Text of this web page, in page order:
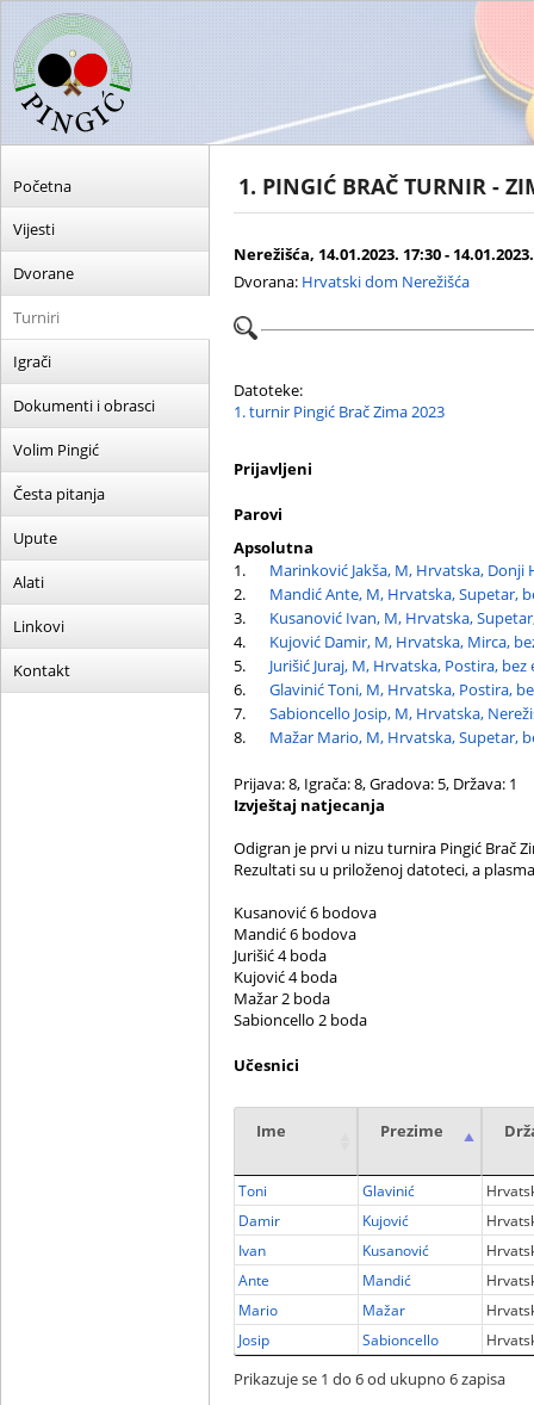
Početna
Vijesti
Dvorane
Turniri
Igrači
Dokumenti i obrasci
Volim Pingić
Česta pitanja
Upute
Alati
Linkovi
Kontakt
1. PINGIĆ BRAČ TURNIR -
Nerežišća, 14.01.2023. 17:30 -
Dvorana: Hrvatski dom Nerežišća
Datoteke:
1. turnir Pingić Brač Zima 2023
Prijavljeni
Parovi
Apsolutna
1.
Marinković Jakša, M, Hrvatska, Donji
2.
Mandić Ante, M, Hrvatska, Supetar,
3.
Kusanović Ivan, M, Hrvatska,
4.
Kujović Damir, M, Hrvatska, Mirca,
5.
Jurišić Juraj, M, Hrvatska, Postira, bez
6.
Glavinić Toni, M, Hrvatska, Postira,
7.
Sabioncello Josip, M, Hrvatska,
8.
Mažar Mario, M, Hrvatska, Supetar,
Prijava: 8, Igrača: 8, Gradova: 5, Država: 1
Izvještaj natjecanja
Odigran je prvi u nizu turnira Pingić Brač
Rezultati su u priloženoj datoteci, a
Kusanović 6 bodova
Mandić 6 bodova
Jurišić 4 boda
Kujović 4 boda
Mažar 2 boda
Sabioncello 2 boda
Učesnici
Ime Prezime
Toni Glavinić
Damir
Kujović
Ivan
Kusanović
Ante
Mandić
Mario
Mažar
Josip
Sabioncello
Prikazuje se 1 do 6 od ukupno 6 zapisa